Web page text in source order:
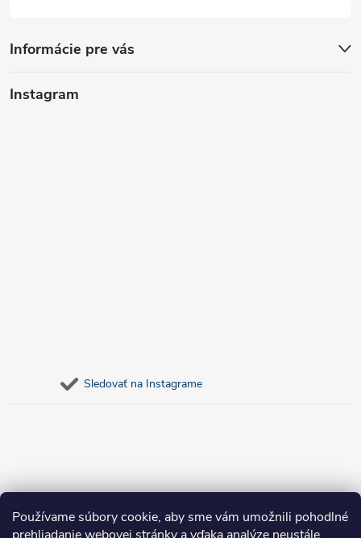
Používame súbory cookie, aby sme vám umožnili pohodlné
Informácie pre vás
Instagram
Sledovať na Instagrame